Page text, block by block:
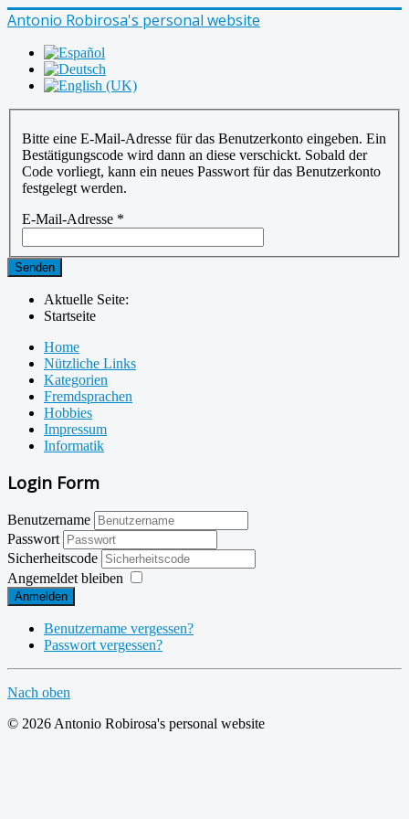
Antonio Robirosa's personal website
Bitte eine E-Mail-Adresse für das Benutzerkonto eingeben. Ein
Bestätigungscode wird dann an diese verschickt. Sobald der
Code vorliegt, kann ein neues Passwort für das Benutzerkonto
festgelegt werden.
E-Mail-Adresse *
Senden
Aktuelle Seite:
Startseite
Home
Nützliche Links
Kategorien
Fremdsprachen
Hobbies
Impressum
Informatik
Login Form
Benutzername
Passwort
Sicherheitscode
Angemeldet bleiben
Anmelden
Benutzername vergessen?
Passwort vergessen?
Nach oben
© 2026 Antonio Robirosa's personal website